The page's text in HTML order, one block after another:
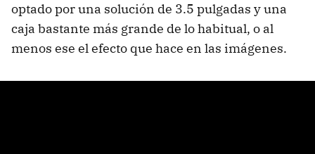
optado por una solución de 3.5 pulgadas y una
caja bastante más grande de lo habitual, o al
menos ese el efecto que hace en las imágenes.